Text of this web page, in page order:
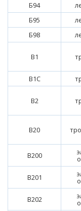
Б94
Б95
Б98
В1
В1С
В2
В20
В200
В201
В202